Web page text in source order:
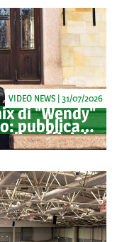
di "Wendy"
pubblicato
ufficiale
VIDEO NEWS | 31/07/2026